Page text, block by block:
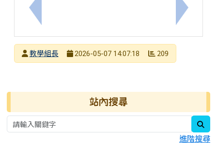
上一筆：「臺南市115年無人機足球選拔賽」，歡迎
下一筆：
發布者
教學組長
2026-05-07 14:07:18 209
右邊區域內容 站內搜尋
進階搜尋